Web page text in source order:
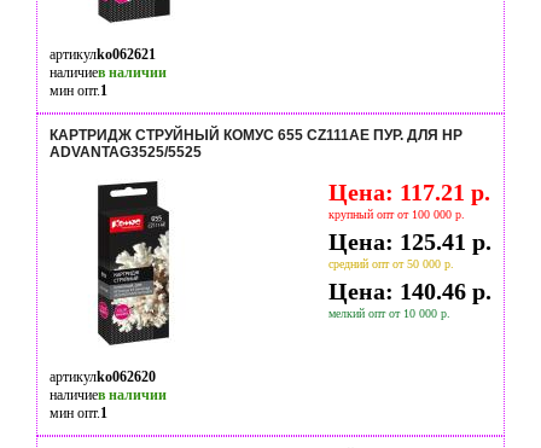
артикулko062621
наличиев наличии
мин опт.1
КАРТРИДЖ СТРУЙНЫЙ КОМУС 655 CZ111AE ПУР. ДЛЯ HP
ADVANTAG3525/5525
Цена: 117.21 р.
крупный опт от 100 000 р.
Цена: 125.41 р.
средний опт от 50 000 р.
Цена: 140.46 р.
мелкий опт от 10 000 р.
артикулko062620
наличиев наличии
мин опт.1